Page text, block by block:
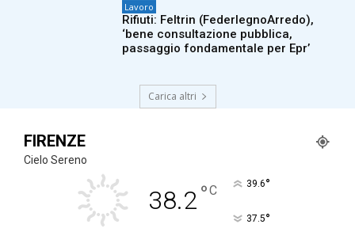
Lavoro
Rifiuti: Feltrin (FederlegnoArredo),
‘bene consultazione pubblica,
passaggio fondamentale per Epr’
Carica altri
FIRENZE
Cielo Sereno
38.2°C 39.6°
37.5°